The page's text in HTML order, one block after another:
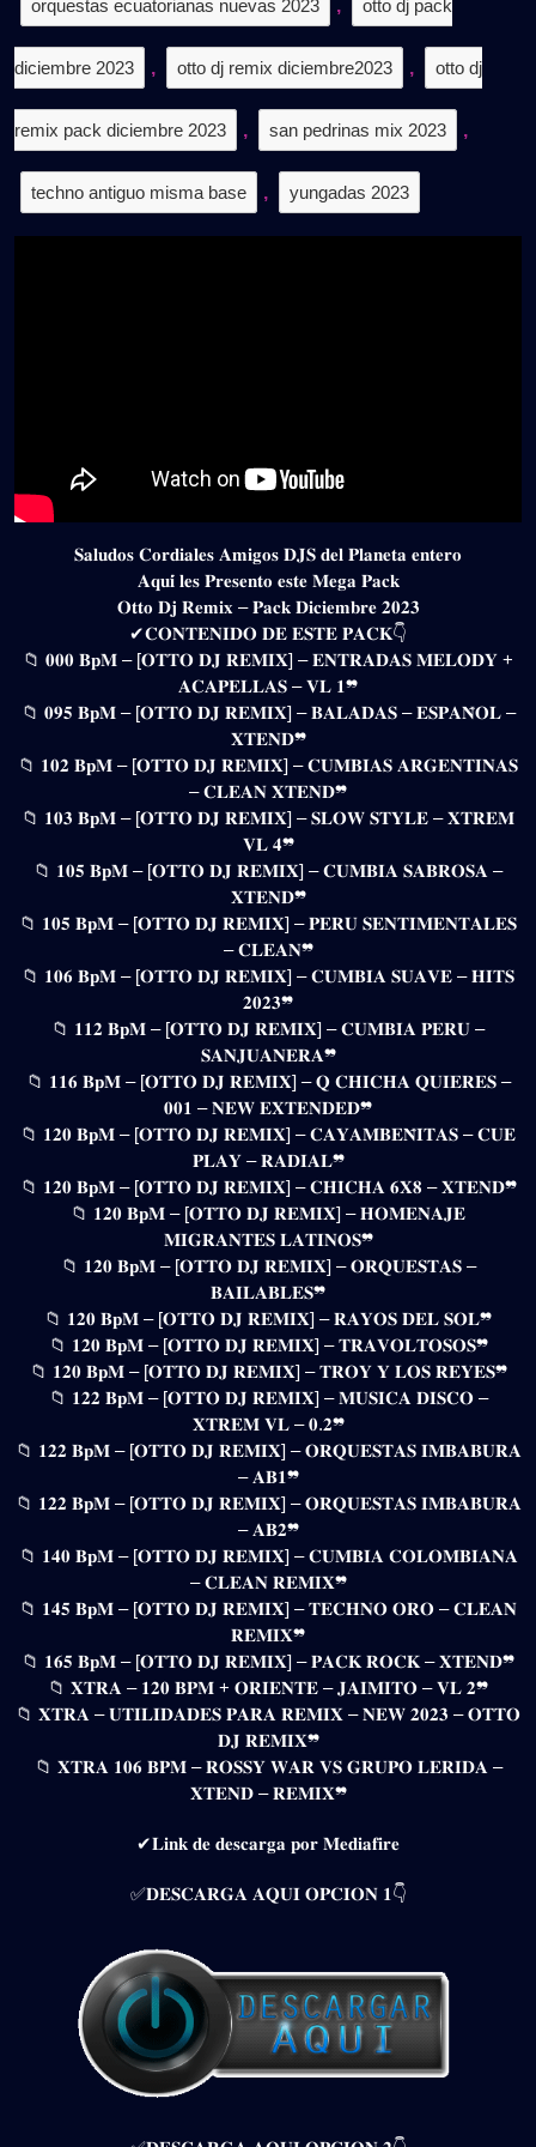
orquestas ecuatorianas nuevas 2023 , otto dj pack
diciembre 2023 , otto dj remix diciembre2023 , otto dj
remix pack diciembre 2023 , san pedrinas mix 2023 ,
techno antiguo misma base , yungadas 2023
𝐒𝐚𝐥𝐮𝐝𝐨𝐬 𝐂𝐨𝐫𝐝𝐢𝐚𝐥𝐞𝐬 𝐀𝐦𝐢𝐠𝐨𝐬 𝐃𝐉𝐒 𝐝𝐞𝐥 𝐏𝐥𝐚𝐧𝐞𝐭𝐚 𝐞𝐧𝐭𝐞𝐫𝐨
𝐀𝐪𝐮𝐢́ 𝐥𝐞𝐬 𝐏𝐫𝐞𝐬𝐞𝐧𝐭𝐨 𝐞𝐬𝐭𝐞 𝐌𝐞𝐠𝐚 𝐏𝐚𝐜𝐤
𝐎𝐭𝐭𝐨 𝐃𝐣 𝐑𝐞𝐦𝐢𝐱 – 𝐏𝐚𝐜𝐤 𝐃𝐢𝐜𝐢𝐞𝐦𝐛𝐫𝐞 𝟐𝟎𝟐𝟑
✔𝐂𝐎𝐍𝐓𝐄𝐍𝐈𝐃𝐎 𝐃𝐄 𝐄𝐒𝐓𝐄 𝐏𝐀𝐂𝐊👇
📁 𝟎𝟎𝟎 𝐁𝐩𝐌 – [𝐎𝐓𝐓𝐎 𝐃𝐉 𝐑𝐄𝐌𝐈𝐗] – 𝐄𝐍𝐓𝐑𝐀𝐃𝐀𝐒 𝐌𝐄𝐋𝐎𝐃𝐘 +
𝐀𝐂𝐀𝐏𝐄𝐋𝐋𝐀𝐒 – 𝐕𝐋 𝟏❞
📁 𝟎𝟗𝟓 𝐁𝐩𝐌 – [𝐎𝐓𝐓𝐎 𝐃𝐉 𝐑𝐄𝐌𝐈𝐗] – 𝐁𝐀𝐋𝐀𝐃𝐀𝐒 – 𝐄𝐒𝐏𝐀𝐍̃𝐎𝐋 –
𝐗𝐓𝐄𝐍𝐃❞
📁 𝟏𝟎𝟐 𝐁𝐩𝐌 – [𝐎𝐓𝐓𝐎 𝐃𝐉 𝐑𝐄𝐌𝐈𝐗] – 𝐂𝐔𝐌𝐁𝐈𝐀𝐒 𝐀𝐑𝐆𝐄𝐍𝐓𝐈𝐍𝐀𝐒
– 𝐂𝐋𝐄𝐀𝐍 𝐗𝐓𝐄𝐍𝐃❞
📁 𝟏𝟎𝟑 𝐁𝐩𝐌 – [𝐎𝐓𝐓𝐎 𝐃𝐉 𝐑𝐄𝐌𝐈𝐗] – 𝐒𝐋𝐎𝐖 𝐒𝐓𝐘𝐋𝐄 – 𝐗𝐓𝐑𝐄𝐌
𝐕𝐋 𝟒❞
📁 𝟏𝟎𝟓 𝐁𝐩𝐌 – [𝐎𝐓𝐓𝐎 𝐃𝐉 𝐑𝐄𝐌𝐈𝐗] – 𝐂𝐔𝐌𝐁𝐈𝐀 𝐒𝐀𝐁𝐑𝐎𝐒𝐀 –
𝐗𝐓𝐄𝐍𝐃❞
📁 𝟏𝟎𝟓 𝐁𝐩𝐌 – [𝐎𝐓𝐓𝐎 𝐃𝐉 𝐑𝐄𝐌𝐈𝐗] – 𝐏𝐄𝐑𝐔 𝐒𝐄𝐍𝐓𝐈𝐌𝐄𝐍𝐓𝐀𝐋𝐄𝐒
– 𝐂𝐋𝐄𝐀𝐍❞
📁 𝟏𝟎𝟔 𝐁𝐩𝐌 – [𝐎𝐓𝐓𝐎 𝐃𝐉 𝐑𝐄𝐌𝐈𝐗] – 𝐂𝐔𝐌𝐁𝐈𝐀 𝐒𝐔𝐀𝐕𝐄 – 𝐇𝐈𝐓𝐒
𝟐𝟎𝟐𝟑❞
📁 𝟏𝟏𝟐 𝐁𝐩𝐌 – [𝐎𝐓𝐓𝐎 𝐃𝐉 𝐑𝐄𝐌𝐈𝐗] – 𝐂𝐔𝐌𝐁𝐈𝐀 𝐏𝐄𝐑𝐔 –
𝐒𝐀𝐍𝐉𝐔𝐀𝐍𝐄𝐑𝐀❞
📁 𝟏𝟏𝟔 𝐁𝐩𝐌 – [𝐎𝐓𝐓𝐎 𝐃𝐉 𝐑𝐄𝐌𝐈𝐗] – 𝐐 𝐂𝐇𝐈𝐂𝐇𝐀 𝐐𝐔𝐈𝐄𝐑𝐄𝐒 –
𝟎𝟎𝟏 – 𝐍𝐄𝐖 𝐄𝐗𝐓𝐄𝐍𝐃𝐄𝐃❞
📁 𝟏𝟐𝟎 𝐁𝐩𝐌 – [𝐎𝐓𝐓𝐎 𝐃𝐉 𝐑𝐄𝐌𝐈𝐗] – 𝐂𝐀𝐘𝐀𝐌𝐁𝐄𝐍̃𝐈𝐓𝐀𝐒 – 𝐂𝐔𝐄
𝐏𝐋𝐀𝐘 – 𝐑𝐀𝐃𝐈𝐀𝐋❞
📁 𝟏𝟐𝟎 𝐁𝐩𝐌 – [𝐎𝐓𝐓𝐎 𝐃𝐉 𝐑𝐄𝐌𝐈𝐗] – 𝐂𝐇𝐈𝐂𝐇𝐀 𝟔𝐗𝟖 – 𝐗𝐓𝐄𝐍𝐃❞
📁 𝟏𝟐𝟎 𝐁𝐩𝐌 – [𝐎𝐓𝐓𝐎 𝐃𝐉 𝐑𝐄𝐌𝐈𝐗] – 𝐇𝐎𝐌𝐄𝐍𝐀𝐉𝐄
𝐌𝐈𝐆𝐑𝐀𝐍𝐓𝐄𝐒 𝐋𝐀𝐓𝐈𝐍𝐎𝐒❞
📁 𝟏𝟐𝟎 𝐁𝐩𝐌 – [𝐎𝐓𝐓𝐎 𝐃𝐉 𝐑𝐄𝐌𝐈𝐗] – 𝐎𝐑𝐐𝐔𝐄𝐒𝐓𝐀𝐒 –
𝐁𝐀𝐈𝐋𝐀𝐁𝐋𝐄𝐒❞
📁 𝟏𝟐𝟎 𝐁𝐩𝐌 – [𝐎𝐓𝐓𝐎 𝐃𝐉 𝐑𝐄𝐌𝐈𝐗] – 𝐑𝐀𝐘𝐎𝐒 𝐃𝐄𝐋 𝐒𝐎𝐋❞
📁 𝟏𝟐𝟎 𝐁𝐩𝐌 – [𝐎𝐓𝐓𝐎 𝐃𝐉 𝐑𝐄𝐌𝐈𝐗] – 𝐓𝐑𝐀𝐕𝐎𝐋𝐓𝐎𝐒𝐎𝐒❞
📁 𝟏𝟐𝟎 𝐁𝐩𝐌 – [𝐎𝐓𝐓𝐎 𝐃𝐉 𝐑𝐄𝐌𝐈𝐗] – 𝐓𝐑𝐎𝐘 𝐘 𝐋𝐎𝐒 𝐑𝐄𝐘𝐄𝐒❞
📁 𝟏𝟐𝟐 𝐁𝐩𝐌 – [𝐎𝐓𝐓𝐎 𝐃𝐉 𝐑𝐄𝐌𝐈𝐗] – 𝐌𝐔𝐒𝐈𝐂𝐀 𝐃𝐈𝐒𝐂𝐎 –
𝐗𝐓𝐑𝐄𝐌 𝐕𝐋 – 𝟎.𝟐❞
📁 𝟏𝟐𝟐 𝐁𝐩𝐌 – [𝐎𝐓𝐓𝐎 𝐃𝐉 𝐑𝐄𝐌𝐈𝐗] – 𝐎𝐑𝐐𝐔𝐄𝐒𝐓𝐀𝐒 𝐈𝐌𝐁𝐀𝐁𝐔𝐑𝐀
– 𝐀𝐁𝟏❞
📁 𝟏𝟐𝟐 𝐁𝐩𝐌 – [𝐎𝐓𝐓𝐎 𝐃𝐉 𝐑𝐄𝐌𝐈𝐗] – 𝐎𝐑𝐐𝐔𝐄𝐒𝐓𝐀𝐒 𝐈𝐌𝐁𝐀𝐁𝐔𝐑𝐀
– 𝐀𝐁𝟐❞
📁 𝟏𝟒𝟎 𝐁𝐩𝐌 – [𝐎𝐓𝐓𝐎 𝐃𝐉 𝐑𝐄𝐌𝐈𝐗] – 𝐂𝐔𝐌𝐁𝐈𝐀 𝐂𝐎𝐋𝐎𝐌𝐁𝐈𝐀𝐍𝐀
– 𝐂𝐋𝐄𝐀𝐍 𝐑𝐄𝐌𝐈𝐗❞
📁 𝟏𝟒𝟓 𝐁𝐩𝐌 – [𝐎𝐓𝐓𝐎 𝐃𝐉 𝐑𝐄𝐌𝐈𝐗] – 𝐓𝐄𝐂𝐇𝐍𝐎 𝐎𝐑𝐎 – 𝐂𝐋𝐄𝐀𝐍
𝐑𝐄𝐌𝐈𝐗❞
📁 𝟏𝟔𝟓 𝐁𝐩𝐌 – [𝐎𝐓𝐓𝐎 𝐃𝐉 𝐑𝐄𝐌𝐈𝐗] – 𝐏𝐀𝐂𝐊 𝐑𝐎𝐂𝐊 – 𝐗𝐓𝐄𝐍𝐃❞
📁 𝐗𝐓𝐑𝐀 – 𝟏𝟐𝟎 𝐁𝐏𝐌 + 𝐎𝐑𝐈𝐄𝐍𝐓𝐄 – 𝐉𝐀𝐈𝐌𝐈𝐓𝐎 – 𝐕𝐋 𝟐❞
📁 𝐗𝐓𝐑𝐀 – 𝐔𝐓𝐈𝐋𝐈𝐃𝐀𝐃𝐄𝐒 𝐏𝐀𝐑𝐀 𝐑𝐄𝐌𝐈𝐗 – 𝐍𝐄𝐖 𝟐𝟎𝟐𝟑 – 𝐎𝐓𝐓𝐎
𝐃𝐉 𝐑𝐄𝐌𝐈𝐗❞
📁 𝐗𝐓𝐑𝐀 𝟏𝟎𝟔 𝐁𝐏𝐌 – 𝐑𝐎𝐒𝐒𝐘 𝐖𝐀𝐑 𝐕𝐒 𝐆𝐑𝐔𝐏𝐎 𝐋𝐄𝐑𝐈𝐃𝐀 –
𝐗𝐓𝐄𝐍𝐃 – 𝐑𝐄𝐌𝐈𝐗❞
✔𝐋𝐢𝐧𝐤 𝐝𝐞 𝐝𝐞𝐬𝐜𝐚𝐫𝐠𝐚 𝐩𝐨𝐫 𝐌𝐞𝐝𝐢𝐚𝐟𝐢𝐫𝐞
✅𝐃𝐄𝐒𝐂𝐀𝐑𝐆𝐀 𝐀𝐐𝐔𝐈 𝐎𝐏𝐂𝐈𝐎𝐍 𝟏👇